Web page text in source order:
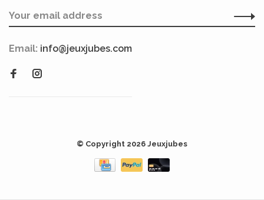
Email: info@jeuxjubes.com
© Copyright 2026 Jeuxjubes